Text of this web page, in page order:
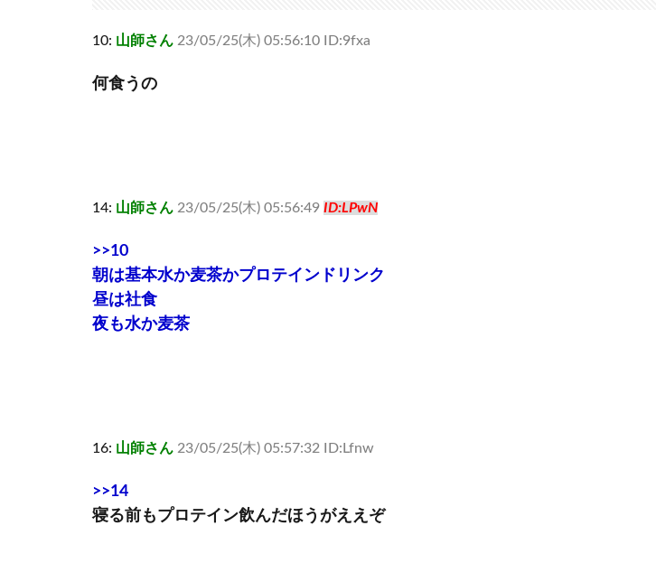
10: 山師さん 23/05/25(木) 05:56:10 ID:9fxa
何食うの
14: 山師さん 23/05/25(木) 05:56:49 ID:LPwN
>>10
朝は基本水か麦茶かプロテインドリンク
昼は社食
夜も水か麦茶
16: 山師さん 23/05/25(木) 05:57:32 ID:Lfnw
>>14
寝る前もプロテイン飲んだほうがええぞ